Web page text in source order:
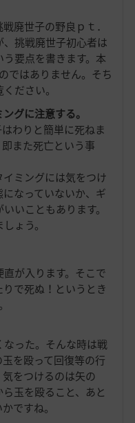
り
廃世子の野良ｐｔ．
挑戦廃世子初心者は
要点を書きます。本
ではありません。そち
ださい。
グに注意する。
わりと簡単に死ねま
また死亡という事
ミングには気をつけ
なっていないか、ギ
いこともあります。
ょう。
が入ります。そこで
で死ぬ！というとき
った。そんな時は戦
を殴って回復等の行
をつけるのは矢の
玉を殴ること、あと
ですね。